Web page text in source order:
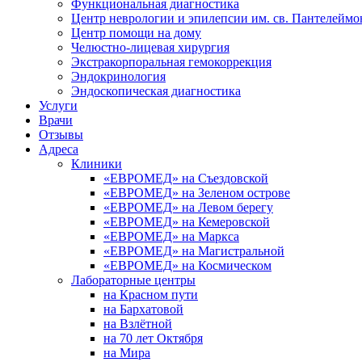
Функциональная диагностика
Центр неврологии и эпилепсии им. св.
Центр помощи на дому
Челюстно-лицевая хирургия
Экстракорпоральная гемокоррекция
Эндокринология
Эндоскопическая диагностика
Услуги
Врачи
Отзывы
Адреса
Клиники
«ЕВРОМЕД» на Съездовской
«ЕВРОМЕД» на Зеленом острове
«ЕВРОМЕД» на Левом берегу
«ЕВРОМЕД» на Кемеровской
«ЕВРОМЕД» на Маркса
«ЕВРОМЕД» на Магистральной
«ЕВРОМЕД» на Космическом
Лабораторные центры
на Красном пути
на Бархатовой
на Взлётной
на 70 лет Октября
на Мира